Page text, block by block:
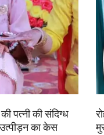
पत्नी की संदिग्ध
का केस